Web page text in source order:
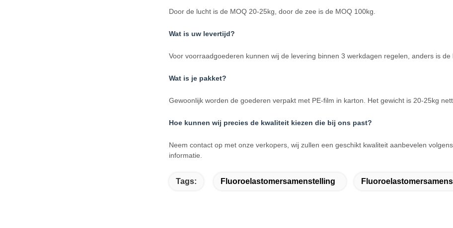
Door de lucht is de MOQ 20-25kg, door de zee is de MOQ 100kg.
Wat is uw levertijd?
Voor voorraadgoederen kunnen wij de levering binnen 3 werkdagen regelen, anders is de
Wat is je pakket?
Gewoonlijk worden de goederen verpakt met PE-film in karton. Het gewicht is 20-25kg
Hoe kunnen wij precies de kwaliteit kiezen die bij ons past?
Neem contact op met onze verkopers, wij zullen een geschikt kwaliteit aanbevelen
informatie.
Tags: Fluoroelastomersamenstelling